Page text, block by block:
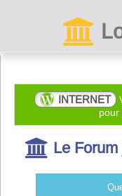
Connexion
Abonnez-vous à
Menu
INTERNET
pour
Le